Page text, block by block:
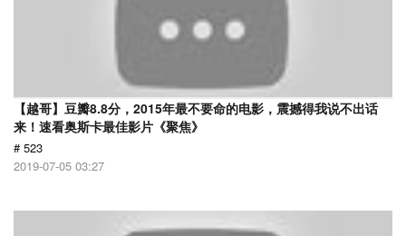
【越哥】豆瓣8.8分，2015年最不要命的电影，震撼得我说不出话
来！速看奥斯卡最佳影片《聚焦》
# 523
2019-07-05 03:27